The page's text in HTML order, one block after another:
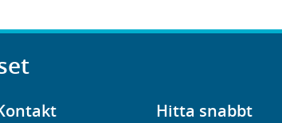
Hitta snabbt